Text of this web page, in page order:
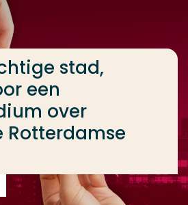
stad, initiatief voor een
stad,
een
over
Rotterdamse